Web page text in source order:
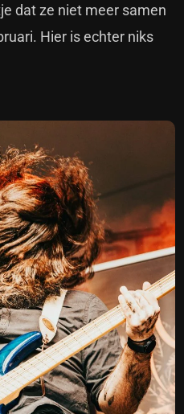
dat ze niet meer samen
Hier is echter niks